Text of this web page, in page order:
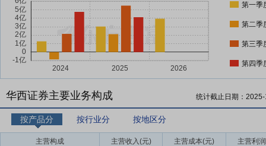
第一季
第二季
第三季
第四季
华西证券主要业务构成 统计截止日期：
按产品分 按行业分 按地区分
主营构成 主营收入(元) 主营成本(元) 主营利